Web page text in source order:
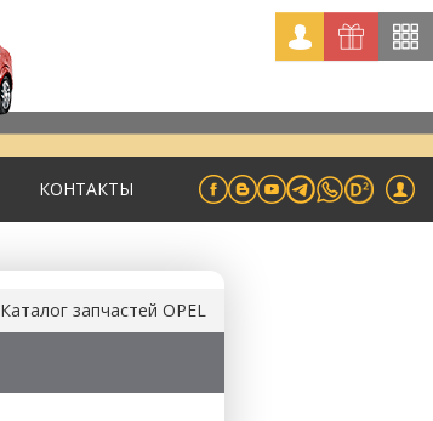
КОНТАКТЫ
Каталог запчастей OPEL